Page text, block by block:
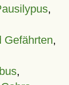
,
Gefährten,
,